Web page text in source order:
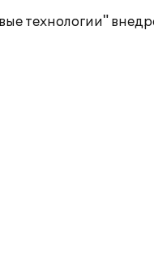
технологии"